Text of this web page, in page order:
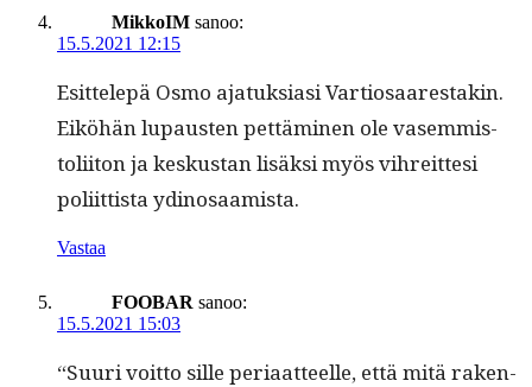
MikkoIM sanoo:
15.5.2021 12:15
Esit­telepä Osmo ajatuk­si­asi Var­tiosaarestakin.
Eiköhän lupausten pet­tämi­nen ole vasem­mis­
toli­iton ja keskus­tan lisäk­si myös vihre­itte­si
poli­it­tista ydinosaamista.
Vastaa
FOOBAR sanoo:
15.5.2021 15:03
“Suuri voit­to sille peri­aat­teelle, että mitä raken­